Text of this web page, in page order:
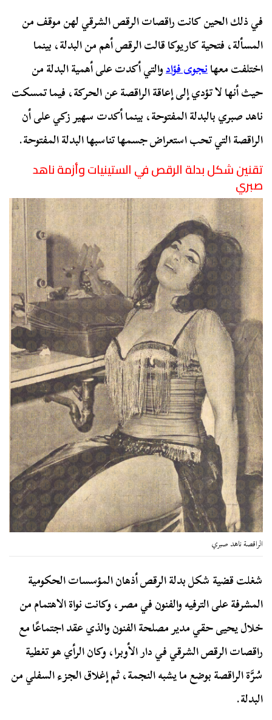
في ذلك الحين كانت راقصات الرقص الشرقي لهن موقف من
المسألة، فتحية كاريوكا قالت الرقص أهم من البدلة، بينما
اختلفت معهانجوى فؤادوالتي أكدت على أهمية البدلة من
حيث أنها لا تؤدي إلى إعاقة الراقصة عن الحركة، فيما تمسكت
ناهد صبري بالبدلة المفتوحة، بينما أكدت سهير زكي على أن
الراقصة التي تحب استعراض جسمها تناسبها البدلة المفتوحة.
تقنين شكل بدلة الرقص في الستينيات وأزمة ناهد
صبري
الراقصة ناهد صبري
شغلت قضية شكل بدلة الرقص أذهان المؤسسات الحكومية
المشرفة على الترفيه والفنون في مصر، وكانت نواة الاهتمام من
خلال يحيى حقي مدير مصلحة الفنون والذي عقد اجتماعًا مع
راقصات الرقص الشرقي في دار الأوبرا، وكان الرأي هو تغطية
سُرَّة الراقصة بوضع ما يشبه النجمة، ثم إغلاق الجزء السفلي من
البدلة.